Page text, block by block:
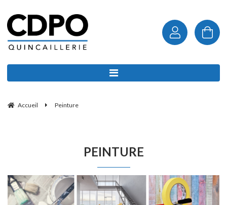
Accueil Peinture
PEINTURE